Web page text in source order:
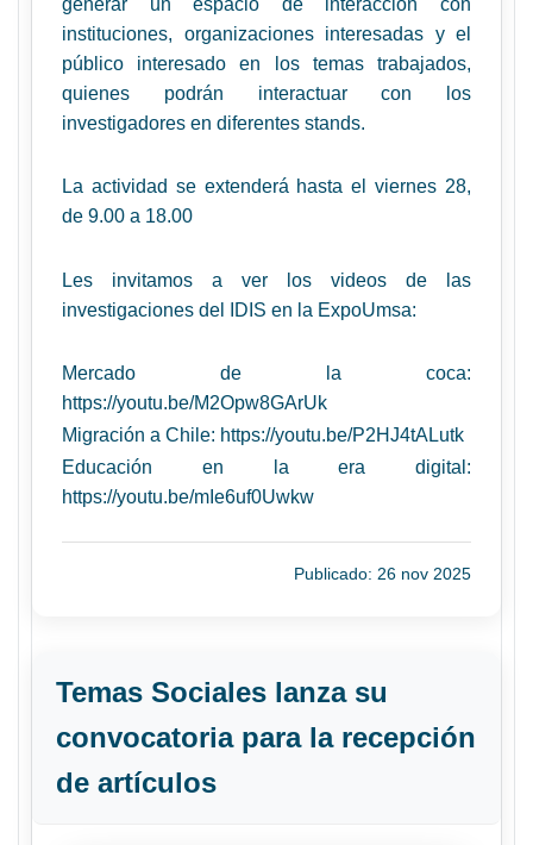
generar un espacio de interacción con
instituciones, organizaciones interesadas y el
público interesado en los temas trabajados,
quienes podrán interactuar con los
investigadores en diferentes stands.
La actividad se extenderá hasta el viernes 28,
de 9.00 a 18.00
Les invitamos a ver los videos de las
investigaciones del IDIS en la ExpoUmsa:
Mercado de la coca:
https://youtu.be/M2Opw8GArUk
Migración a Chile: https://youtu.be/P2HJ4tALutk
Educación en la era digital:
https://youtu.be/mIe6uf0Uwkw
Publicado: 26 nov 2025
Temas Sociales lanza su
convocatoria para la recepción
de artículos